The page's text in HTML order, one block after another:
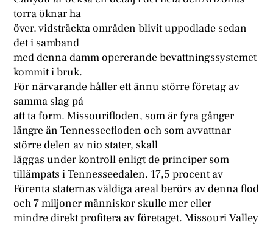
torra öknar ha
över. vidsträckta områden blivit uppodlade sedan
det i samband
med denna damm opererande bevattningssystemet
kommit i bruk.
För närvarande håller ett ännu större företag av
samma slag på
att ta form. Missourifloden, som är fyra gånger
längre än Tennesseefloden och som avvattnar
större delen av nio stater, skall
läggas under kontroll enligt de principer som
tillämpats i Tennesseedalen. 17,5 procent av
Förenta staternas väldiga areal berörs av denna flod
och 7 miljoner människor skulle mer eller
mindre direkt profitera av företaget. Missouri Valley